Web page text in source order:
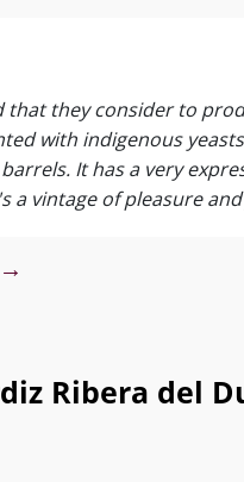
they consider to
with indigenous
It has a very
vintage of pleasure
→
Ribera del